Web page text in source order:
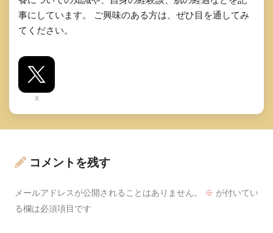
事にしています。 ご興味のある方は、ぜひ目を通してみ
てください。
X
コメントを残す
メールアドレスが公開されることはありません。 ※ が付いてい
る欄は必須項目です